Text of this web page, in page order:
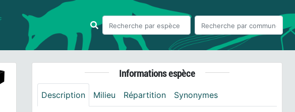
Informations espèce
Description Milieu Répartition Synonymes